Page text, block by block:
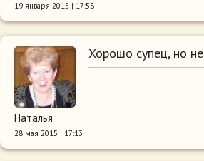
19 января 2015 | 17:58
Хорошо супец, но
Наталья
28 мая 2015 | 17:13